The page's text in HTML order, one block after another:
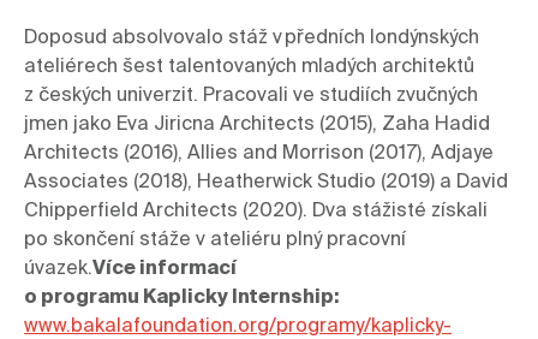
Doposud absolvovalo stáž v předních londýnských
ateliérech šest talentovaných mladých architektů
z českých univerzit. Pracovali ve studiích zvučných
jmen jako Eva Jiricna Architects (2015), Zaha Hadid
Architects (2016), Allies and Morrison (2017), Adjaye
Associates (2018), Heatherwick Studio (2019) a David
Chipperfield Architects (2020). Dva stážisté získali
po skončení stáže v ateliéru plný pracovní
úvazek.Více informací
o programu Kaplicky Internship:
www.bakalafoundation.org/programy/kaplicky-